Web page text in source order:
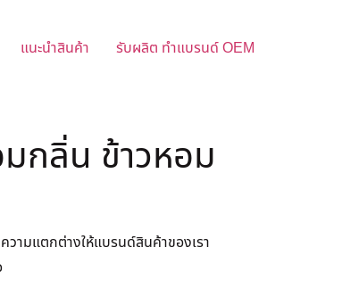
แนะนำสินค้า รับผลิต ทำแบรนด์ OEM
กลิ่น ข้าวหอม
ามแตกต่างให้แบรนด์สินค้าของเรา